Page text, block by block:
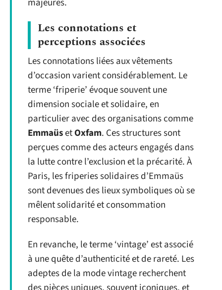
majeures.
Les connotations et
perceptions associées
Les connotations liées aux vêtements
d’occasion varient considérablement. Le
terme ‘friperie’ évoque souvent une
dimension sociale et solidaire, en
particulier avec des organisations comme
EmmaüsetOxfam. Ces structures sont
perçues comme des acteurs engagés dans
la lutte contre l’exclusion et la précarité. À
Paris, les friperies solidaires d’Emmaüs
sont devenues des lieux symboliques où se
mêlent solidarité et consommation
responsable.
En revanche, le terme ‘vintage’ est associé
à une quête d’authenticité et de rareté. Les
adeptes de la mode vintage recherchent